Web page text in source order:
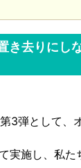
去りにし
3弾として
施し、私